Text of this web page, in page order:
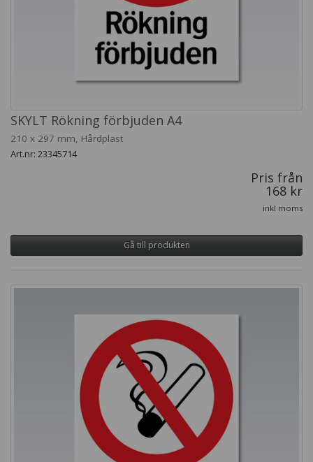
SKYLT Rökning förbjuden A4
210 x 297 mm, Hårdplast
Art.nr: 23345714
Pris från
168 kr
inkl moms
Gå till produkten